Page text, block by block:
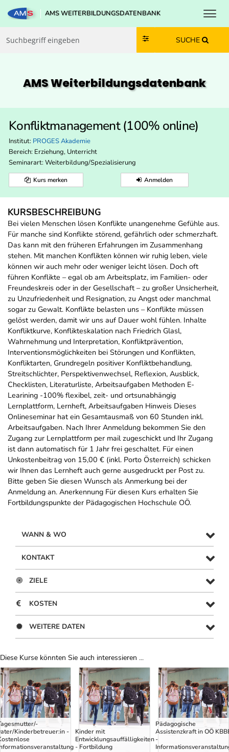
Zum Inhalt springen
Zum Navmenü springen
Zur Suche springen
Zur Footer springen
AMS WEITERBILDUNGSDATENBANK
SUCHE
AMS Weiterbildungs­datenbank
Konfliktmanagement (100% online)
Institut: PROGES Akademie
Bereich: Erziehung, Unterricht
Seminarart: Weiterbildung/Spezialisierung
Kurs merken Anmelden
KURSBESCHREIBUNG
Bei vielen Menschen lösen Konflikte unangenehme Gefühle aus.
Für manche sind Konflikte störend, gefährlich oder schmerzhaft.
Das kann mit den früheren Erfahrungen im Zusammenhang
stehen. Mit manchen Konflikten können wir ruhig leben, viele
können wir auch mehr oder weniger leicht lösen. Doch oft
führen Konflikte – egal ob am Arbeitsplatz, im Familien- oder
Freundeskreis oder in der Gesellschaft – zu großer Unsicherheit,
zu Unzufriedenheit und Resignation, zu Angst oder manchmal
sogar zu Gewalt. Konflikte belasten uns – Konflikte müssen
gelöst werden, damit wir uns auf Dauer wohl fühlen. Inhalte
Konfliktkurve, Konflikteskalation nach Friedrich Glasl,
Wahrnehmung und Interpretation, Konfliktprävention,
Interventionsmöglichkeiten bei Störungen und Konflikten,
Konfliktarten, Grundregeln positiver Konfliktbehandlung,
Streitschlichter, Perspektivenwechsel, Reflexion, Ausblick,
Checklisten, Literaturliste, Arbeitsaufgaben Methoden E-
Learining -100% flexibel, zeit- und ortsunabhängig
Lernplattform, Lernheft, Arbeitsaufgaben Hinweis Dieses
Onlineseminar hat ein Gesamtausmaß von 60 Stunden inkl.
Arbeitsaufgaben. Nach Ihrer Anmeldung bekommen Sie den
Zugang zur Lernplattform per mail zugeschickt und Ihr Zugang
ist dann automatisch für 1 Jahr frei geschaltet. Für einen
Unkostenbeitrag von 15,00 € (inkl. Porto Österreich) schicken
wir Ihnen das Lernheft auch gerne ausgedruckt per Post zu.
Bitte geben Sie diesen Wunsch als Anmerkung bei der
Anmeldung an. Anerkennung Für diesen Kurs erhalten Sie
Fortbildungspunkte der Pädagogischen Hochschule OÖ.
WANN & WO
KONTAKT
ZIELE
KOSTEN
WEITERE DATEN
Diese Kurse könnten Sie auch interessieren ...
Uber Weiterbildungsvorschläge
Kinderbetreuer:in -
Kinder mit
Entwicklungsauffälligkeiten
- Fortbildung
Pädagogische
Assistenzkraft in OÖ
-